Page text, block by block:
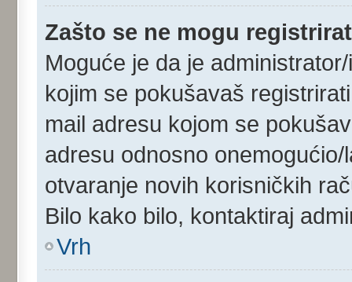
Zašto se ne mogu
Moguće je da je
kojim se pokušavaš
mail adresu kojom se
adresu odnosno
otvaranje novih korisničkih
Bilo kako bilo, kontaktiraj
Vrh